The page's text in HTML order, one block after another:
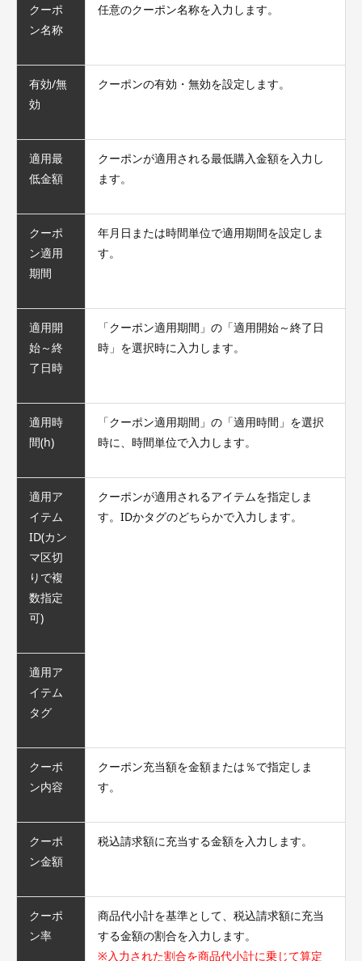
クーポ
ン名称
任意のクーポン名称を入力します。
有効/無
効
クーポンの有効・無効を設定します。
適用最
低金額
クーポンが適用される最低購入金額を入力し
ます。
クーポ
ン適用
期間
年月日または時間単位で適用期間を設定しま
す。
適用開
始～終
了日時
「クーポン適用期間」の「適用開始～終了日
時」を選択時に入力します。
適用時
間(h)
「クーポン適用期間」の「適用時間」を選択
時に、時間単位で入力します。
適用ア
イテム
ID(カン
マ区切
りで複
数指定
可)
クーポンが適用されるアイテムを指定しま
す。IDかタグのどちらかで入力します。
適用ア
イテム
タグ
クーポ
ン内容
クーポン充当額を金額または％で指定しま
す。
クーポ
ン金額
税込請求額に充当する金額を入力します。
クーポ
ン率
商品代小計を基準として、税込請求額に充当
する金額の割合を入力します。
※入力された割合を商品代小計に乗じて算定